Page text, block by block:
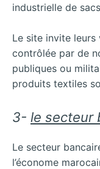
industrielle de
Le site invite
contrôlée par de
publiques ou
produits textiles
3- le secteur
Le secteur
l’économe